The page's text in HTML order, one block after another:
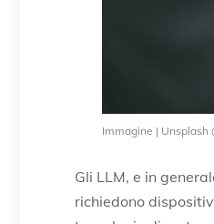
Immagine | Unsplash
Gli LLM, e in
richiedono